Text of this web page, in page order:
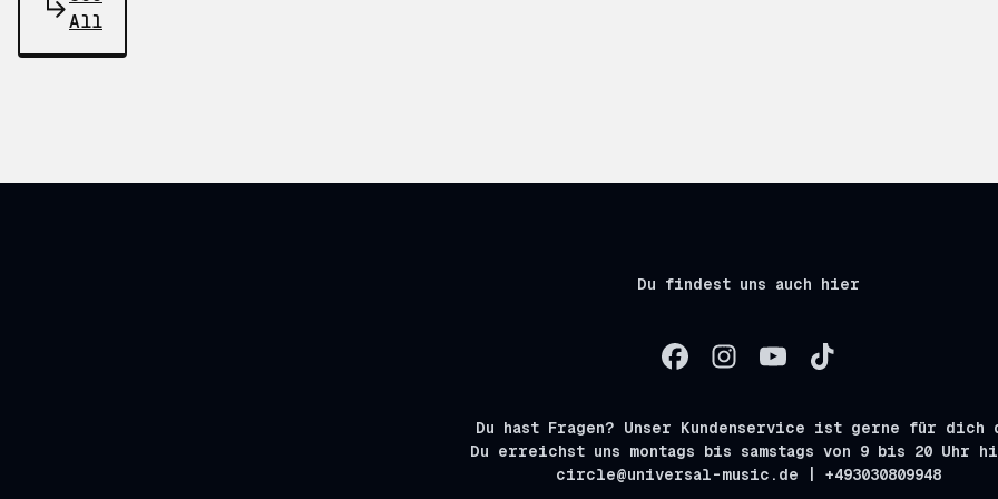
All
Du findest uns auch hier
Du hast Fragen? Unser Kundenservice ist gerne für dich
Du erreichst uns montags bis samstags von 9 bis 20 Uhr
circle@universal-music.de | +493030809948